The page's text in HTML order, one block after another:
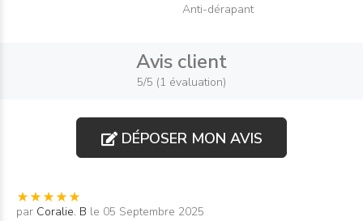
Anti-dérapant
Avis client
5/5 (1 évaluation)
DÉPOSER MON AVIS
par Coralie. B le 05 Septembre 2025